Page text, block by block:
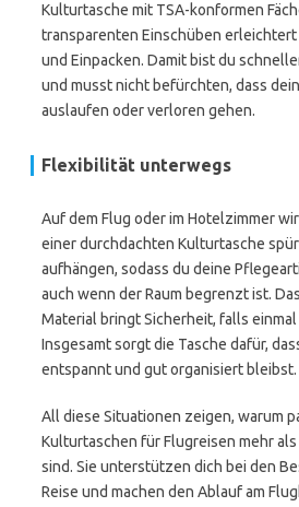
Kulturtasche mit TSA-konformen
transparenten Einschüben erleichtert
und Einpacken. Damit bist du
und musst nicht befürchten, dass
auslaufen oder verloren gehen.
Flexibilität unterwegs
Auf dem Flug oder im Hotelzimmer
einer durchdachten Kulturtasche
aufhängen, sodass du deine
auch wenn der Raum begrenzt ist.
Material bringt Sicherheit, falls
Insgesamt sorgt die Tasche dafür,
entspannt und gut organisiert bleibst.
All diese Situationen zeigen, warum
Kulturtaschen für Flugreisen mehr
sind. Sie unterstützen dich bei den
Reise und machen den Ablauf am